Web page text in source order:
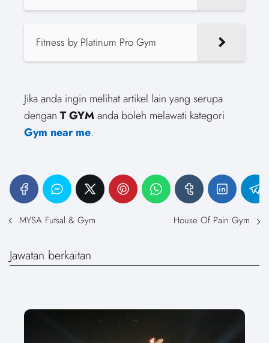
Fitness by Platinum Pro Gym
Jika anda ingin melihat artikel lain yang serupa
dengan T GYManda boleh melawati kategori
Gym near me.
MYSA Futsal & Gym House Of Pain Gym
Jawatan berkaitan